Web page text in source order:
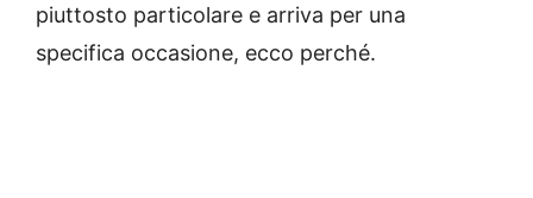
piuttosto particolare e arriva per una
specifica occasione, ecco perché.